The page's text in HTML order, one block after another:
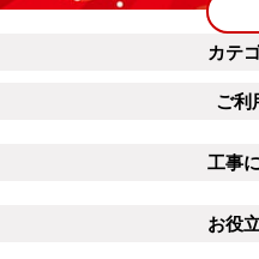
カテ
ご利
工事
お役